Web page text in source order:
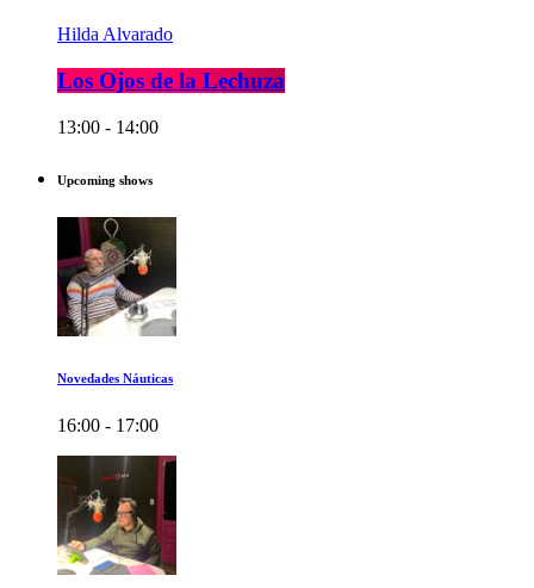
Hilda Alvarado
Los Ojos de la Lechuza
13:00 - 14:00
Upcoming shows
Novedades Náuticas
16:00 - 17:00